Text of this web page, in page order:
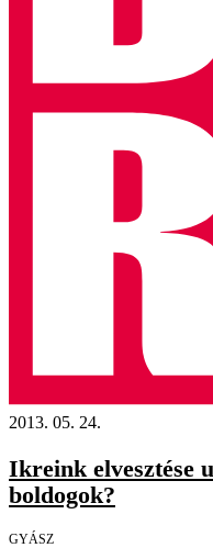
2013. 05. 24.
Ikreink elvesztése
boldogok?
GYÁSZ